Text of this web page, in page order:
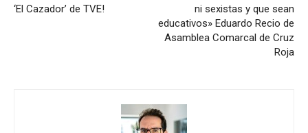
‘El Cazador’ de TVE!
ni sexistas y que sean
educativos» Eduardo Recio de
Asamblea Comarcal de Cruz
Roja